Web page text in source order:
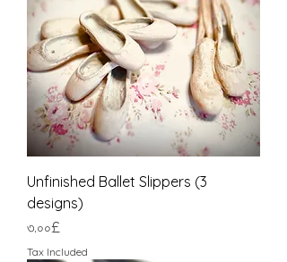
Unfinished Ballet Slippers (3
designs)
Price
৩.০০£
Tax Included